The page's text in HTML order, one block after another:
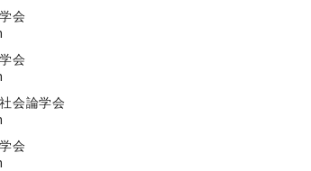
会
会
会論学会
会